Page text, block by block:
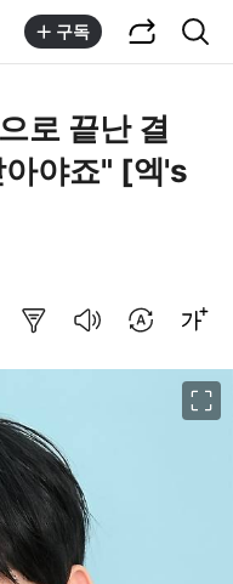
구독
로 끝난 결
아야죠" [엑's